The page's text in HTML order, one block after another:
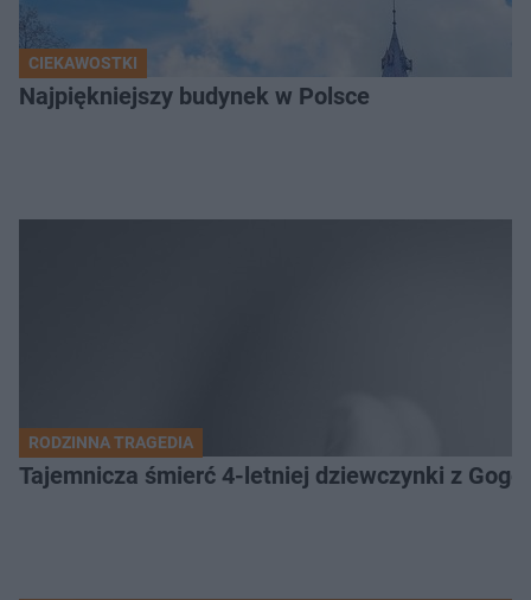
CIEKAWOSTKI
Najpiękniejszy budynek w Polsce
RODZINNA TRAGEDIA
Tajemnicza śmierć 4-letniej dziewczynki z